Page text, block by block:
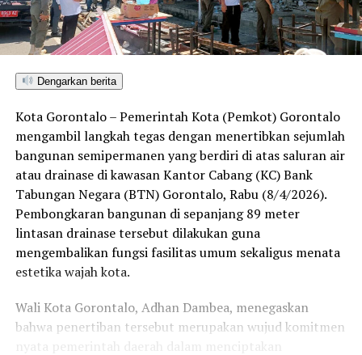
Dengarkan berita
Kota Gorontalo – Pemerintah Kota (Pemkot) Gorontalo
mengambil langkah tegas dengan menertibkan sejumlah
bangunan semipermanen yang berdiri di atas saluran air
atau drainase di kawasan Kantor Cabang (KC) Bank
Tabungan Negara (BTN) Gorontalo, Rabu (8/4/2026).
Pembongkaran bangunan di sepanjang 89 meter
lintasan drainase tersebut dilakukan guna
mengembalikan fungsi fasilitas umum sekaligus menata
estetika wajah kota.
Wali Kota Gorontalo, Adhan Dambea, menegaskan
bahwa penertiban tersebut merupakan wujud komitmen